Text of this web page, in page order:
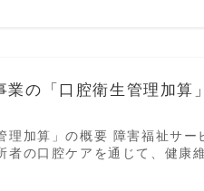
業の「口腔衛生管理加算
理加算」の概要 障害福祉サ
者の口腔ケアを通じて、健康